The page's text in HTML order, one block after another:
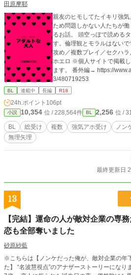
田原摩耶
親友のヒモしてたイキリ強
ため問題しかない人たちが
るお話。 頭空っぽで読める
す。倫理観とモラルはないです。 総受け／性格が残念
攻め／複数プレイ／セクハ
ホエロ ※個人サイトで掲載していたものの加筆修正版になり
ます。 番外編→ https://www.alphapolis.co.jp/novel/62019119
3/480719253
BL 連載中 長編 R18
24h.ポイント 106pt
小説 10,354 位 / 228,564件 BL 2,256 位 /
BL 総受け 複数 強気アホ受け ノン
無理矢理
最終更新日
13
【完結】運命の人が敵対企業の専
恋も全部奪いました
砂原紗藍
※こちらは【ノンケだった俺が、敵対企業の年
た】 “名波慧視点”のアナザーストーリーになります。 若手天才CEO・名